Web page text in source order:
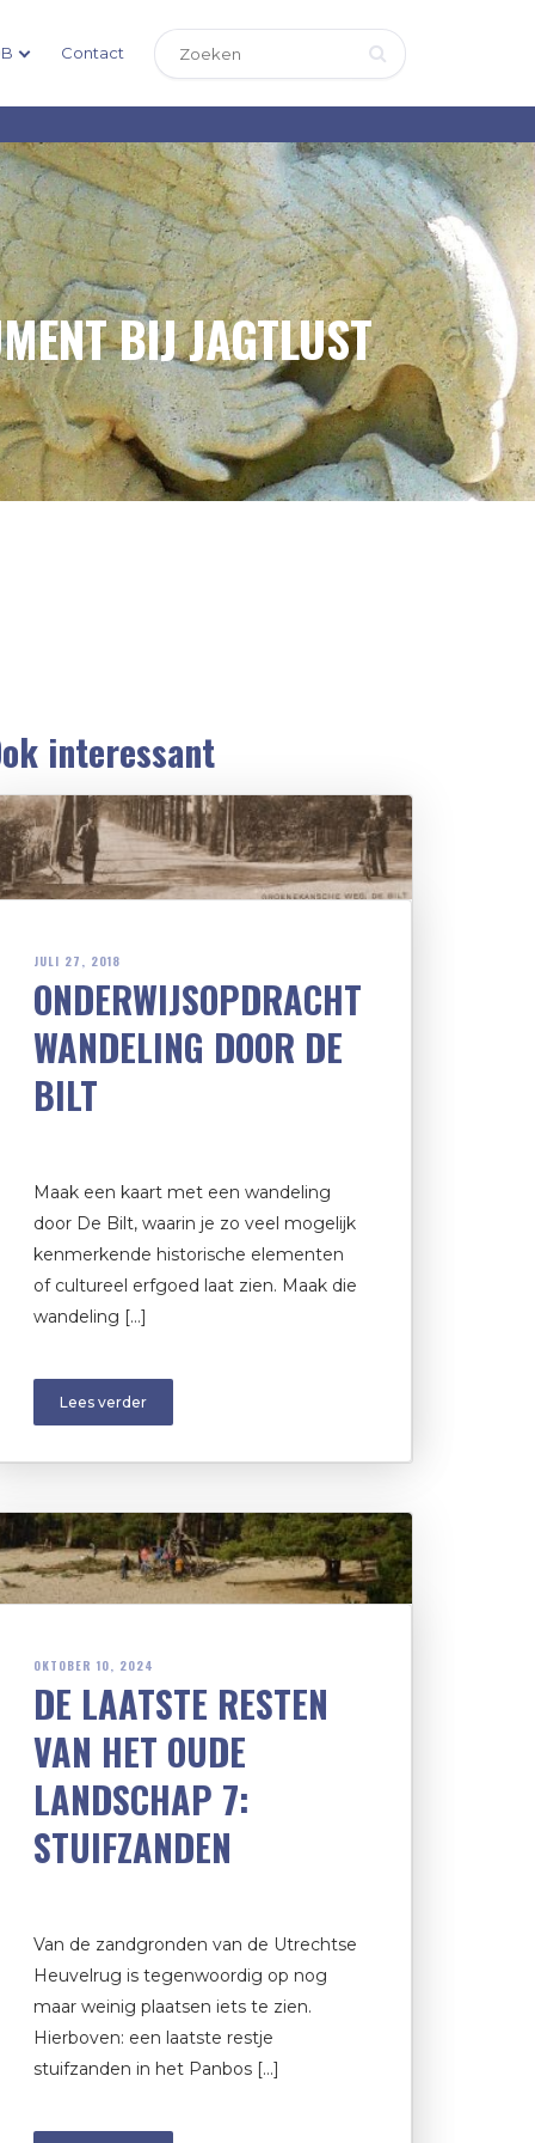
Contact
BIJ JAGTLUST
interessant
JULI 27, 2018
ONDERWIJSOPDRACHT
WANDELING DOOR DE
BILT
Maak een kaart met een wandeling
door De Bilt, waarin je zo veel mogelijk
kenmerkende historische elementen
of cultureel erfgoed laat zien. Maak die
wandeling […]
Lees verder
OKTOBER 10, 2024
DE LAATSTE RESTEN
VAN HET OUDE
LANDSCHAP 7:
STUIFZANDEN
Van de zandgronden van de Utrechtse
Heuvelrug is tegenwoordig op nog
maar weinig plaatsen iets te zien.
Hierboven: een laatste restje
stuifzanden in het Panbos […]